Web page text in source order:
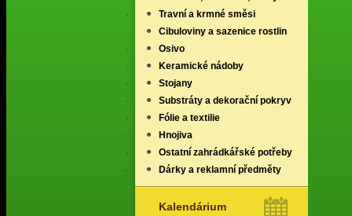
Travní a krmné směsi
Cibuloviny a sazenice rostlin
Osivo
Keramické nádoby
Stojany
Substráty a dekorační pokryv
Fólie a textilie
Hnojiva
Ostatní zahrádkářské potřeby
Dárky a reklamní předměty
Kalendárium